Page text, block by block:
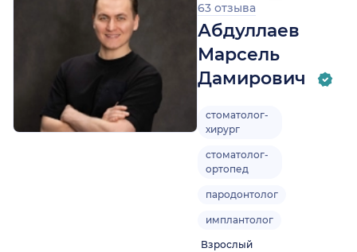
Абдуллаев
Марсель
Дамирович
63 отзыва
стоматолог-
хирург
стоматолог-
ортопед
пародонтолог
имплантолог
Взрослый